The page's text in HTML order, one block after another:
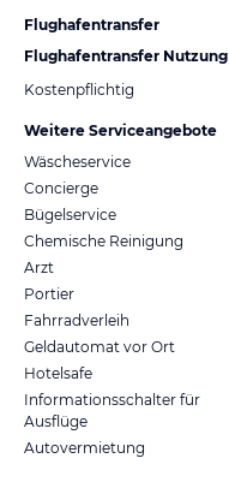
Flughafentransfer
Flughafentransfer Nutzung
Kostenpflichtig
Weitere Serviceangebote
Wäscheservice
Concierge
Bügelservice
Chemische Reinigung
Arzt
Portier
Fahrradverleih
Geldautomat vor Ort
Hotelsafe
Informationsschalter für
Ausflüge
Autovermietung